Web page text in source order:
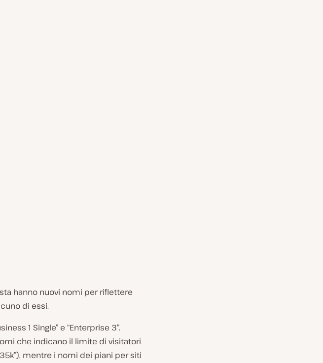
hanno nuovi nomi per riflettere
di essi.
1 Single” e “Enterprise 3”.
che indicano il limite di visitatori
mentre i nomi dei piani per siti